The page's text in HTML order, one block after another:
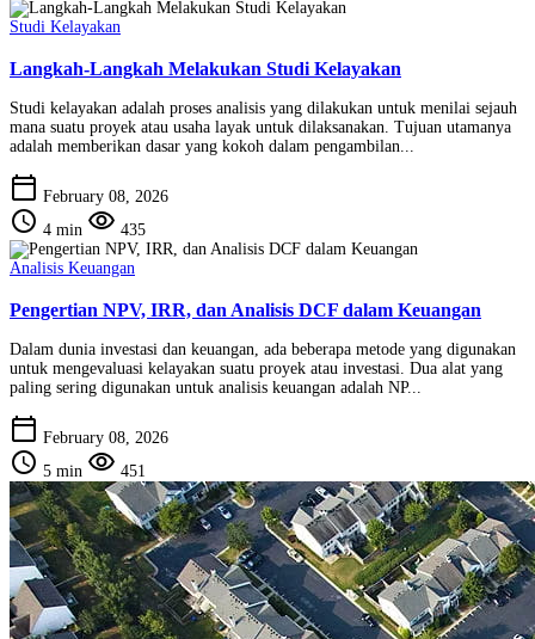
Studi Kelayakan
Langkah-Langkah Melakukan Studi Kelayakan
Studi kelayakan adalah proses analisis yang dilakukan untuk menilai sejauh
mana suatu proyek atau usaha layak untuk dilaksanakan. Tujuan utamanya
adalah memberikan dasar yang kokoh dalam pengambilan...
calendar_today February 08, 2026
schedule 4 min visibility 435
Analisis Keuangan
Pengertian NPV, IRR, dan Analisis DCF dalam Keuangan
Dalam dunia investasi dan keuangan, ada beberapa metode yang digunakan
untuk mengevaluasi kelayakan suatu proyek atau investasi. Dua alat yang
paling sering digunakan untuk analisis keuangan adalah NP...
calendar_today February 08, 2026
schedule 5 min visibility 451